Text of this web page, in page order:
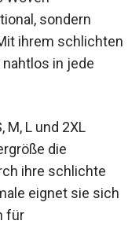
Woven
sondern
ihrem
sie sich
L und 2XL
die
ihre schlichte
eignet sie